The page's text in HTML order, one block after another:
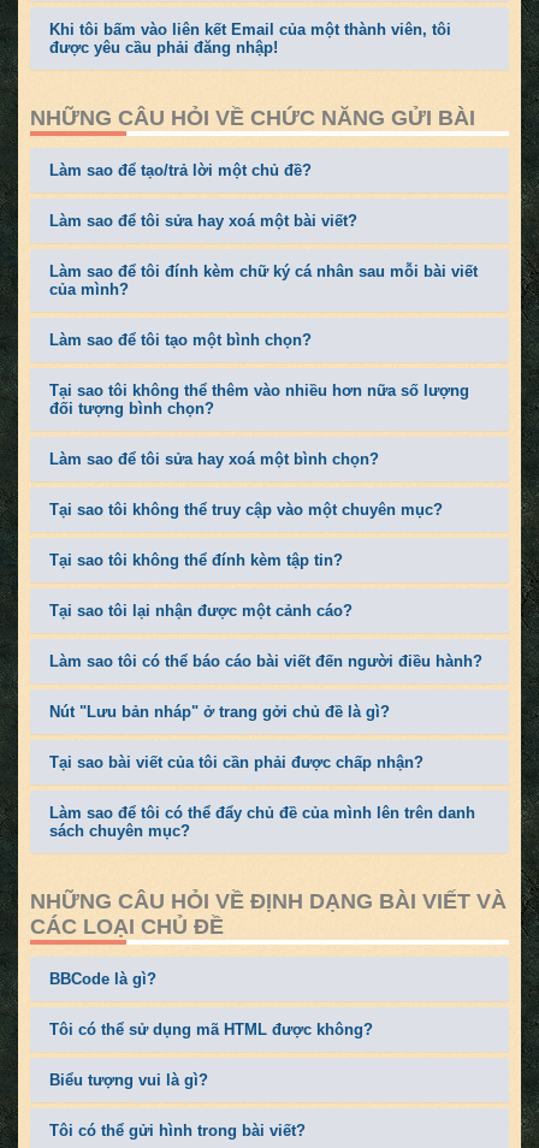
Khi tôi bấm vào liên kết Email của một thành viên, tôi
được yêu cầu phải đăng nhập!
NHỮNG CÂU HỎI VỀ CHỨC NĂNG GỬI BÀI
Làm sao để tạo/trả lời một chủ đề?
Làm sao để tôi sửa hay xoá một bài viết?
Làm sao để tôi đính kèm chữ ký cá nhân sau mỗi bài viết
của mình?
Làm sao để tôi tạo một bình chọn?
Tại sao tôi không thể thêm vào nhiều hơn nữa số lượng
đối tượng bình chọn?
Làm sao để tôi sửa hay xoá một bình chọn?
Tại sao tôi không thể truy cập vào một chuyên mục?
Tại sao tôi không thể đính kèm tập tin?
Tại sao tôi lại nhận được một cảnh cáo?
Làm sao tôi có thể báo cáo bài viết đến người điều hành?
Nút "Lưu bản nháp" ở trang gởi chủ đề là gì?
Tại sao bài viết của tôi cần phải được chấp nhận?
Làm sao để tôi có thể đẩy chủ đề của mình lên trên danh
sách chuyên mục?
NHỮNG CÂU HỎI VỀ ĐỊNH DẠNG BÀI VIẾT VÀ
CÁC LOẠI CHỦ ĐỀ
BBCode là gì?
Tôi có thể sử dụng mã HTML được không?
Biểu tượng vui là gì?
Tôi có thể gửi hình trong bài viết?